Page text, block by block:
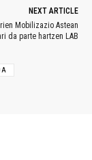
NEXT ARTICLE
Mobilizazio Astean
da parte hartzen LAB